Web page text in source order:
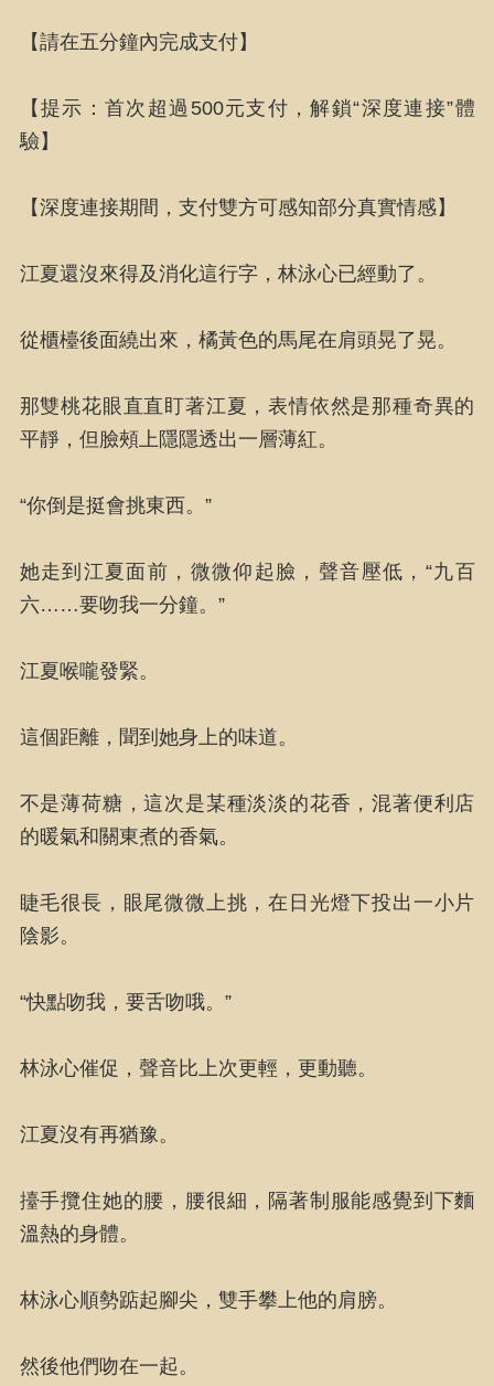
【請在五分鐘內完成支付】
【提示：首次超過500元支付，解鎖“深度連接”體
驗】
【深度連接期間，支付雙方可感知部分真實情感】
江夏還沒來得及消化這行字，林泳心已經動了。
從櫃檯後面繞出來，橘黃色的馬尾在肩頭晃了晃。
那雙桃花眼直直盯著江夏，表情依然是那種奇異的
平靜，但臉頰上隱隱透出一層薄紅。
“你倒是挺會挑東西。”
她走到江夏面前，微微仰起臉，聲音壓低，“九百
六……要吻我一分鐘。”
江夏喉嚨發緊。
這個距離，聞到她身上的味道。
不是薄荷糖，這次是某種淡淡的花香，混著便利店
的暖氣和關東煮的香氣。
睫毛很長，眼尾微微上挑，在日光燈下投出一小片
陰影。
“快點吻我，要舌吻哦。”
林泳心催促，聲音比上次更輕，更動聽。
江夏沒有再猶豫。
擡手攬住她的腰，腰很細，隔著制服能感覺到下麵
溫熱的身體。
林泳心順勢踮起腳尖，雙手攀上他的肩膀。
然後他們吻在一起。